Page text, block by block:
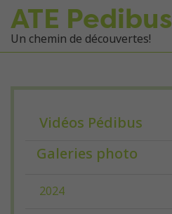
ATE Pedibus
Un chemin de découvertes!
Vidéos Pédibus
Galeries photo
2024